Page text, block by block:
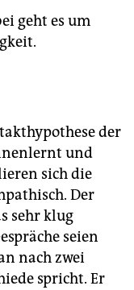
geht es um
der
und
sich die
Der
sehr klug
seien
nach zwei
spricht. Er